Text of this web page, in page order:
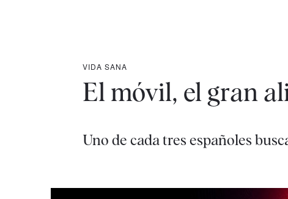
VIDA SANA
El móvil, el gran
Uno de cada tres españoles